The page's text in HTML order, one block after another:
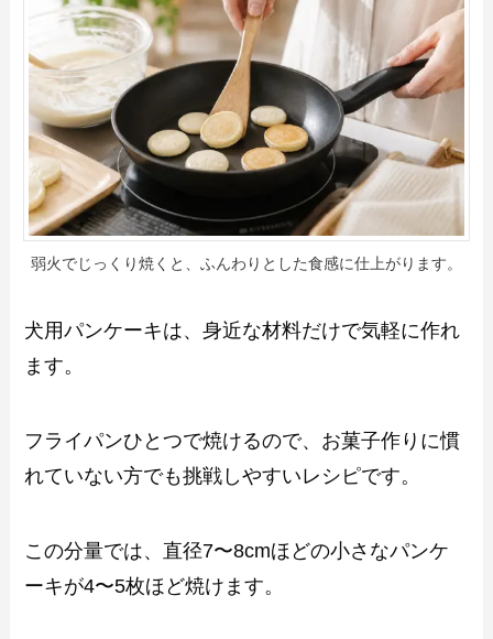
弱火でじっくり焼くと、ふんわりとした食感に仕上がります。
犬用パンケーキは、身近な材料だけで気軽に作れ
ます。
フライパンひとつで焼けるので、お菓子作りに慣
れていない方でも挑戦しやすいレシピです。
この分量では、直径7〜8cmほどの小さなパンケ
ーキが4〜5枚ほど焼けます。